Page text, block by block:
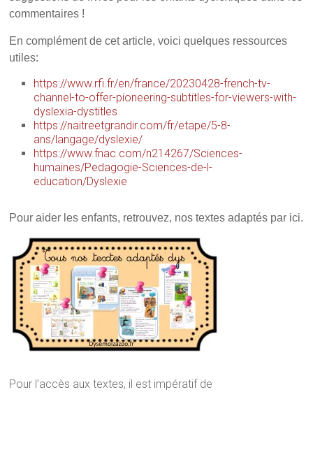
commentaires !
En complément de cet article, voici quelques ressources
utiles:
https://www.rfi.fr/en/france/20230428-french-tv-
channel-to-offer-pioneering-subtitles-for-viewers-with-
dyslexia-dystitles
https://naitreetgrandir.com/fr/etape/5-8-
ans/langage/dyslexie/
https://www.fnac.com/n214267/Sciences-
humaines/Pedagogie-Sciences-de-l-
education/Dyslexie
Pour aider les enfants, retrouvez, nos textes adaptés par ici.
Pour l’accès aux textes, il est impératif de